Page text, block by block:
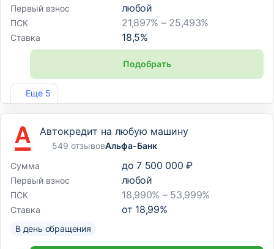
Еще 5
Первый взнос любой
ПСК 21,897% – 25,493%
Ставка 18,5%
Подобрать
Лиц. №1343
Автокредит на любую машину
549 отзывовАльфа-Банк
Сумма
до 7 500 000 ₽
Первый взнос любой
ПСК 18,990% – 53,999%
Ставка от 18,99%
В день обращения